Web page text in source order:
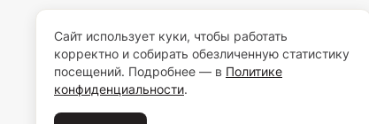
Сайт использует куки, чтобы работать
корректно и собирать обезличенную статистику
посещений. Подробнее — в Политике
конфиденциальности.